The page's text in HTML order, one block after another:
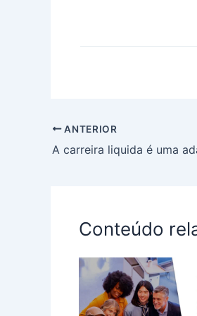
ANTERIOR
Conteúdo